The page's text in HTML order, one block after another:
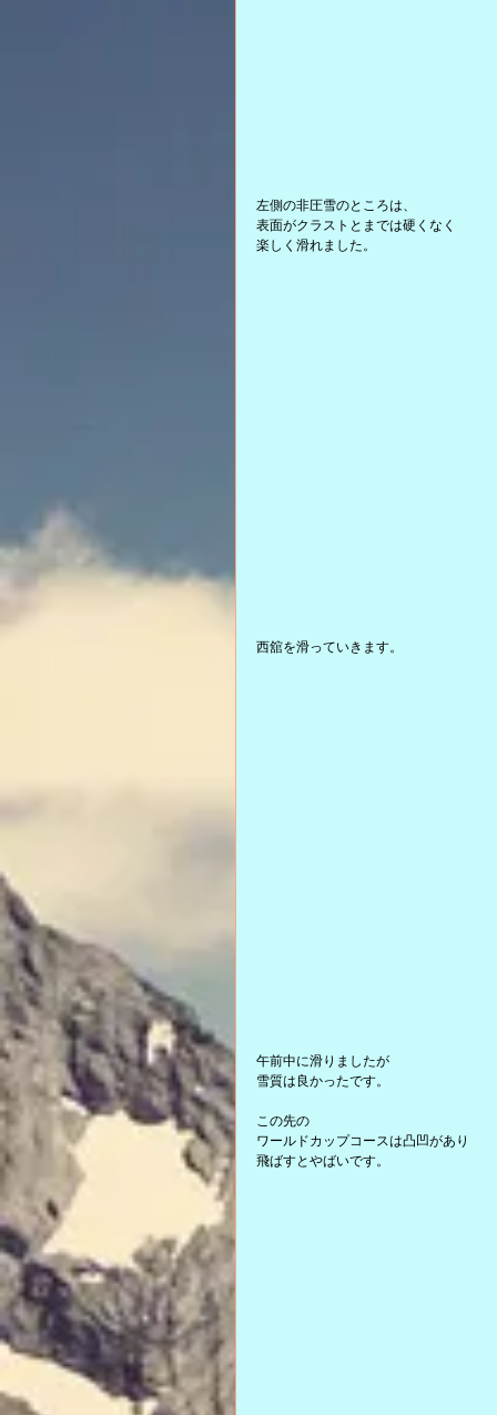
左側の非圧雪のところは、
表面がクラストとまでは硬くなく
楽しく滑れました。
西舘を滑っていきます。
午前中に滑りましたが
雪質は良かったです。
この先の
ワールドカップコースは凸凹があり
飛ばすとやばいです。